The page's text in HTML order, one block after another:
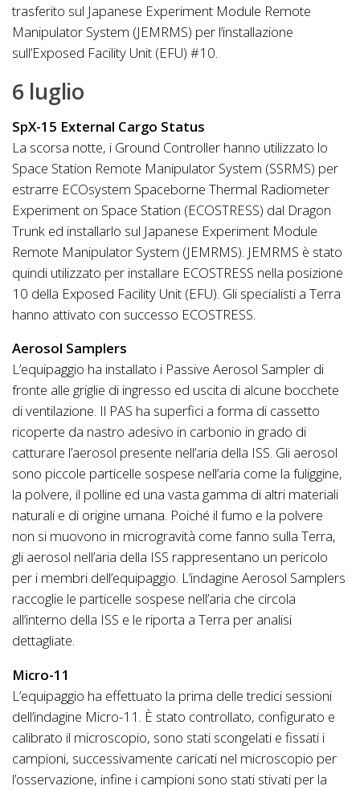
trasferito sul Japanese Experiment Module Remote
Manipulator System (JEMRMS) per l’installazione
sull’Exposed Facility Unit (EFU) #10.
6 luglio
SpX-15 External Cargo Status
La scorsa notte, i Ground Controller hanno utilizzato lo
Space Station Remote Manipulator System (SSRMS) per
estrarre ECOsystem Spaceborne Thermal Radiometer
Experiment on Space Station (ECOSTRESS) dal Dragon
Trunk ed installarlo sul Japanese Experiment Module
Remote Manipulator System (JEMRMS). JEMRMS è stato
quindi utilizzato per installare ECOSTRESS nella posizione
10 della Exposed Facility Unit (EFU). Gli specialisti a Terra
hanno attivato con successo ECOSTRESS.
Aerosol Samplers
L’equipaggio ha installato i Passive Aerosol Sampler di
fronte alle griglie di ingresso ed uscita di alcune bocchete
di ventilazione. Il PAS ha superfici a forma di cassetto
ricoperte da nastro adesivo in carbonio in grado di
catturare l’aerosol presente nell’aria della ISS. Gli aerosol
sono piccole particelle sospese nell’aria come la fuliggine,
la polvere, il polline ed una vasta gamma di altri materiali
naturali e di origine umana. Poiché il fumo e la polvere
non si muovono in microgravità come fanno sulla Terra,
gli aerosol nell’aria della ISS rappresentano un pericolo
per i membri dell’equipaggio. L’indagine Aerosol Samplers
raccoglie le particelle sospese nell’aria che circola
all’interno della ISS e le riporta a Terra per analisi
dettagliate.
Micro-11
L’equipaggio ha effettuato la prima delle tredici sessioni
dell’indagine Micro-11. È stato controllato, configurato e
calibrato il microscopio, sono stati scongelati e fissati i
campioni, successivamente caricati nel microscopio per
l’osservazione, infine i campioni sono stati stivati per la